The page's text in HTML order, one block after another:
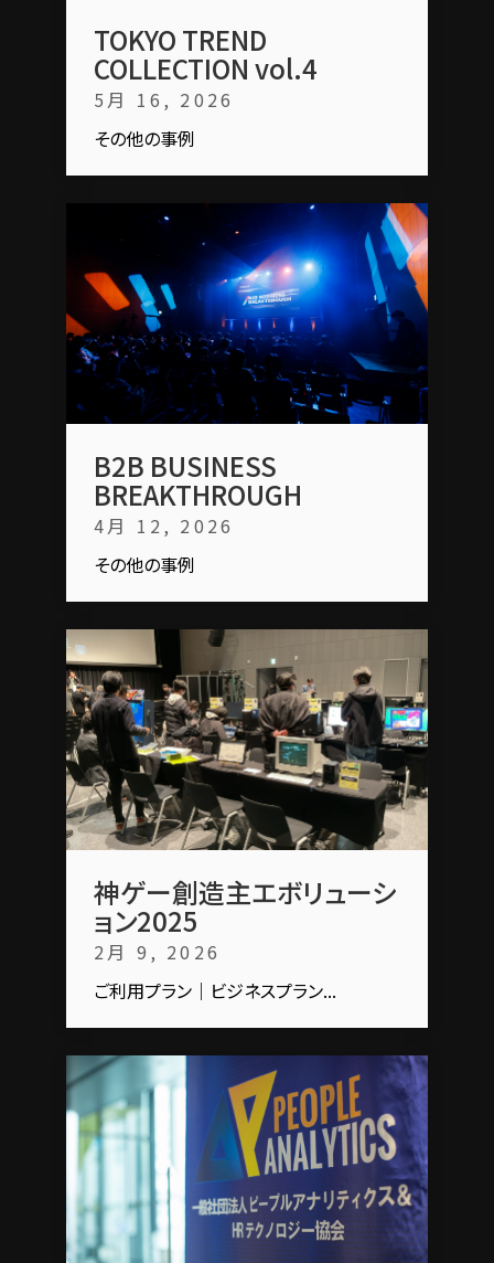
TOKYO TREND
COLLECTION vol.4
5月 16, 2026
その他の事例
B2B BUSINESS
BREAKTHROUGH
4月 12, 2026
その他の事例
神ゲー創造主エボリューシ
ョン2025
2月 9, 2026
ご利用プラン｜ビジネスプラン...